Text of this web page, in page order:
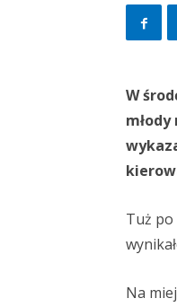
W
Tuż po
Na